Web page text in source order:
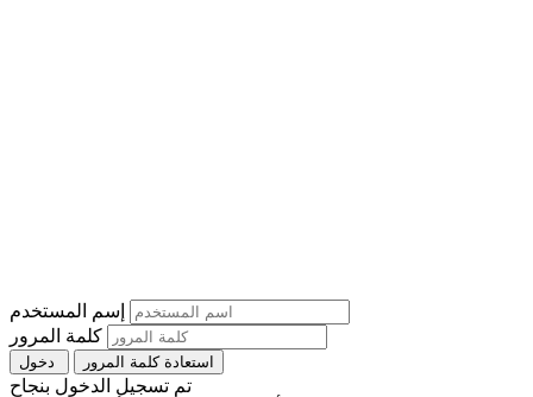
إسم المستخدم
كلمة المرور
استعادة كلمة المرور
تم تسجيل الدخول بنجاح